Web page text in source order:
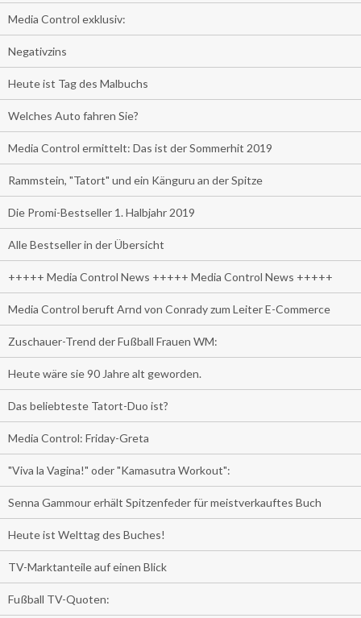
Media Control exklusiv:
Negativzins
Heute ist Tag des Malbuchs
Welches Auto fahren Sie?
Media Control ermittelt: Das ist der Sommerhit 2019
Rammstein, "Tatort" und ein Känguru an der Spitze
Die Promi-Bestseller 1. Halbjahr 2019
Alle Bestseller in der Übersicht
+++++ Media Control News +++++ Media Control News +++++
Media Control beruft Arnd von Conrady zum Leiter E-Commerce
Zuschauer-Trend der Fußball Frauen WM:
Heute wäre sie 90 Jahre alt geworden.
Das beliebteste Tatort-Duo ist?
Media Control: Friday-Greta
"Viva la Vagina!" oder "Kamasutra Workout":
Senna Gammour erhält Spitzenfeder für meistverkauftes Buch
Heute ist Welttag des Buches!
TV-Marktanteile auf einen Blick
Fußball TV-Quoten: